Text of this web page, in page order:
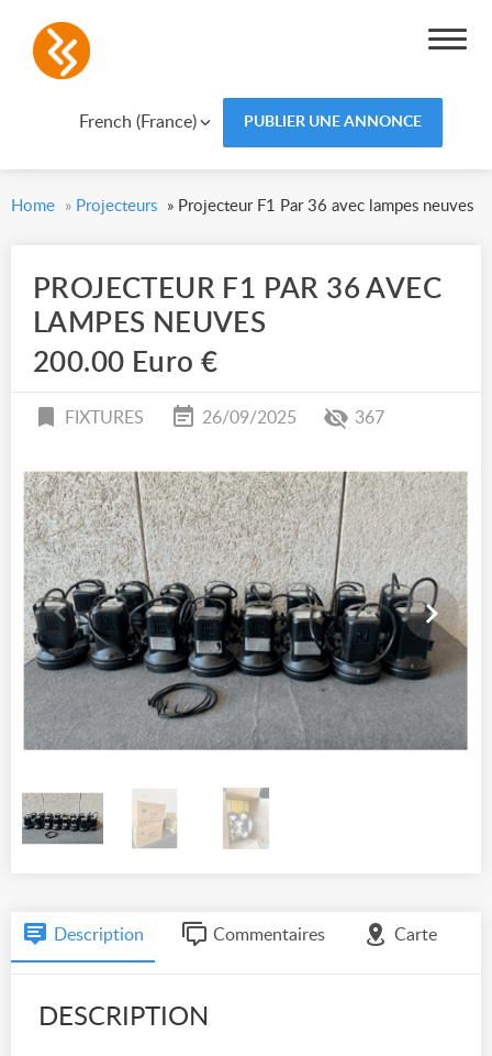
French (France) PUBLIER UNE ANNONCE
Home » Projecteurs » Projecteur F1 Par 36 avec lampes neuves
PROJECTEUR F1 PAR 36 AVEC
LAMPES NEUVES
200.00 Euro €
FIXTURES 26/09/2025 367
Description Commentaires Carte
DESCRIPTION